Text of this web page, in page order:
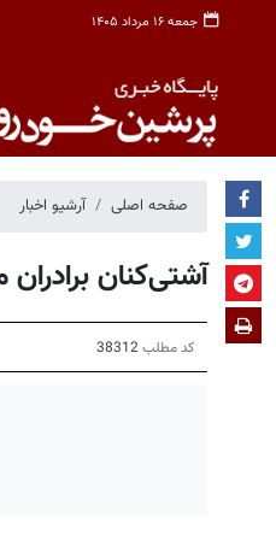
جمعه ۱۶ مرداد ۱۴۰۵
صفحه اصلی آرشیو اخبار
آشتی‌کنان
کد مطلب38312